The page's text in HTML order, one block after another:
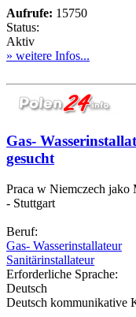
Aufrufe: 15750
Status:
Aktiv
» weitere Infos...
Gas-
gesucht
Praca w Niemczech jako
- Stuttgart
Beruf:
Gas- Wasserinstallateur
Sanitärinstallateur
Erforderliche Sprache:
Deutsch
Deutsch kommunikative